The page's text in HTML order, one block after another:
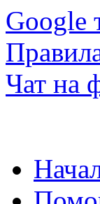
Google
Чат на